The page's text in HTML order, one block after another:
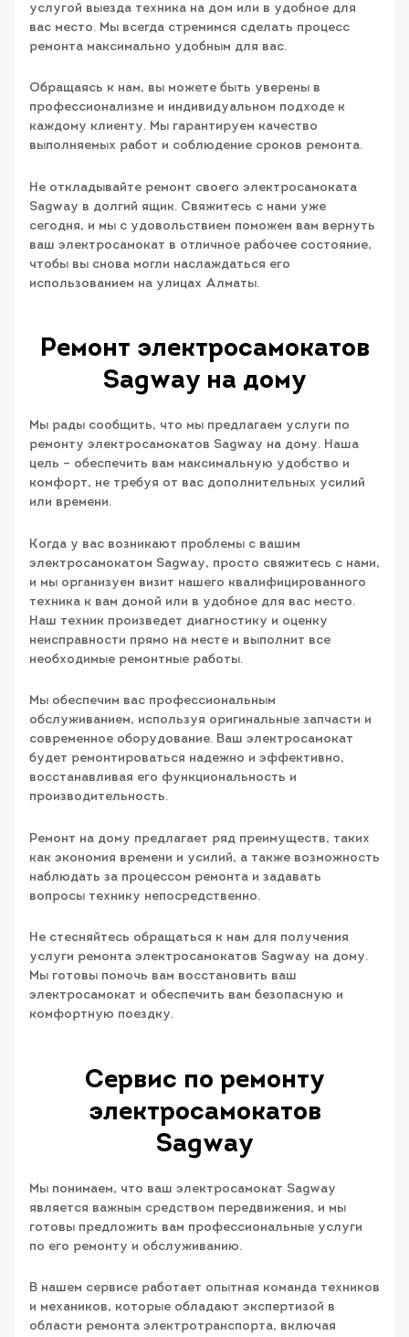
услугой выезда техника на дом или в удобное для
вас место. Мы всегда стремимся сделать процесс
ремонта максимально удобным для вас.
Обращаясь к нам, вы можете быть уверены в
профессионализме и индивидуальном подходе к
каждому клиенту. Мы гарантируем качество
выполняемых работ и соблюдение сроков ремонта.
Не откладывайте ремонт своего электросамоката
Sagway в долгий ящик. Свяжитесь с нами уже
сегодня, и мы с удовольствием поможем вам вернуть
ваш электросамокат в отличное рабочее состояние,
чтобы вы снова могли наслаждаться его
использованием на улицах Алматы.
Ремонт электросамокатов
Sagway на дому
Мы рады сообщить, что мы предлагаем услуги по
ремонту электросамокатов Sagway на дому. Наша
цель – обеспечить вам максимальную удобство и
комфорт, не требуя от вас дополнительных усилий
или времени.
Когда у вас возникают проблемы с вашим
электросамокатом Sagway, просто свяжитесь с нами,
и мы организуем визит нашего квалифицированного
техника к вам домой или в удобное для вас место.
Наш техник произведет диагностику и оценку
неисправности прямо на месте и выполнит все
необходимые ремонтные работы.
Мы обеспечим вас профессиональным
обслуживанием, используя оригинальные запчасти и
современное оборудование. Ваш электросамокат
будет ремонтироваться надежно и эффективно,
восстанавливая его функциональность и
производительность.
Ремонт на дому предлагает ряд преимуществ, таких
как экономия времени и усилий, а также возможность
наблюдать за процессом ремонта и задавать
вопросы технику непосредственно.
Не стесняйтесь обращаться к нам для получения
услуги ремонта электросамокатов Sagway на дому.
Мы готовы помочь вам восстановить ваш
электросамокат и обеспечить вам безопасную и
комфортную поездку.
Сервис по ремонту
электросамокатов
Sagway
Мы понимаем, что ваш электросамокат Sagway
является важным средством передвижения, и мы
готовы предложить вам профессиональные услуги
по его ремонту и обслуживанию.
В нашем сервисе работает опытная команда техников
и механиков, которые обладают экспертизой в
области ремонта электротранспорта, включая